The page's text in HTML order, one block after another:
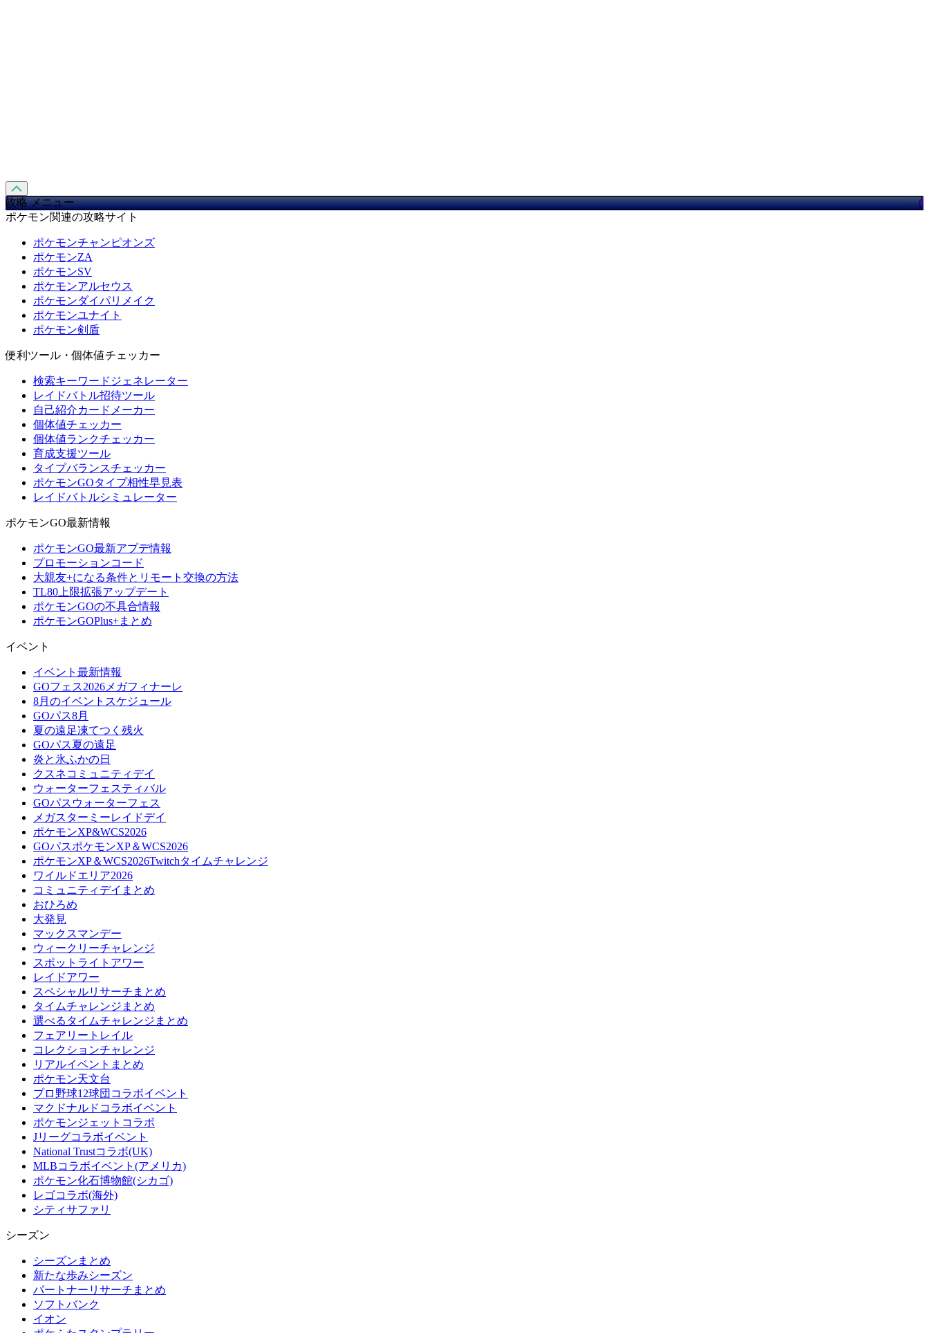
攻略 メニュー
ポケモン関連の攻略サイト
ポケモンチャンピオンズ
ポケモンZA
ポケモンSV
ポケモンアルセウス
ポケモンダイパリメイク
ポケモンユナイト
ポケモン剣盾
便利ツール・個体値チェッカー
検索キーワードジェネレーター
レイドバトル招待ツール
自己紹介カードメーカー
個体値チェッカー
個体値ランクチェッカー
育成支援ツール
タイプバランスチェッカー
ポケモンGOタイプ相性早見表
レイドバトルシミュレーター
ポケモンGO最新情報
ポケモンGO最新アプデ情報
プロモーションコード
大親友+になる条件とリモート交換の方法
TL80上限拡張アップデート
ポケモンGOの不具合情報
ポケモンGOPlus+まとめ
イベント
イベント最新情報
GOフェス2026メガフィナーレ
8月のイベントスケジュール
GOパス8月
夏の遠足凍てつく残火
GOパス夏の遠足
炎と氷ふかの日
クスネコミュニティデイ
ウォーターフェスティバル
GOパスウォーターフェス
メガスターミーレイドデイ
ポケモンXP&WCS2026
GOパスポケモンXP＆WCS2026
ポケモンXP＆WCS2026Twitchタイムチャレンジ
ワイルドエリア2026
コミュニティデイまとめ
おひろめ
大発見
マックスマンデー
ウィークリーチャレンジ
スポットライトアワー
レイドアワー
スペシャルリサーチまとめ
タイムチャレンジまとめ
選べるタイムチャレンジまとめ
フェアリートレイル
コレクションチャレンジ
リアルイベントまとめ
ポケモン天文台
プロ野球12球団コラボイベント
マクドナルドコラボイベント
ポケモンジェットコラボ
Jリーグコラボイベント
National Trustコラボ(UK)
MLBコラボイベント(アメリカ)
ポケモン化石博物館(シカゴ)
レゴコラボ(海外)
シティサファリ
シーズン
シーズンまとめ
新たな歩みシーズン
パートナーリサーチまとめ
ソフトバンク
イオン